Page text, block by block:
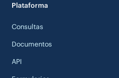
Plataforma
Consultas
Documentos
API